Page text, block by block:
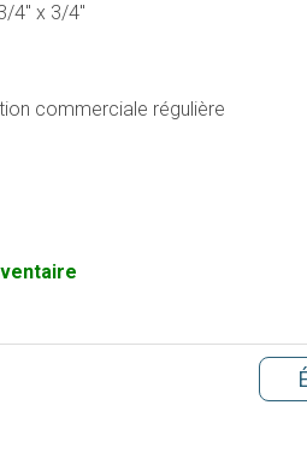
4" x 3/4"
commerciale régulière